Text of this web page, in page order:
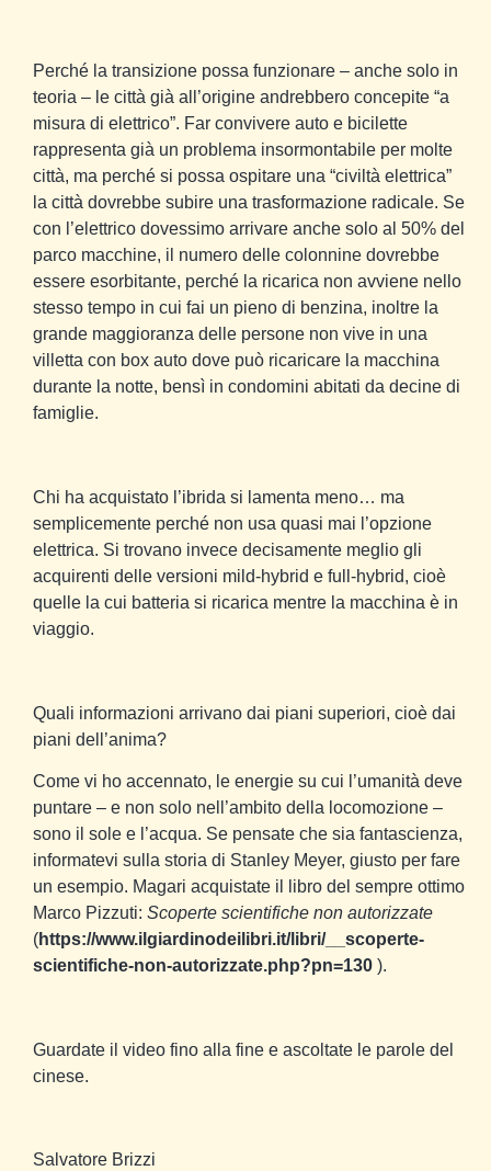
Perché la transizione possa funzionare – anche solo in
teoria – le città già all’origine andrebbero concepite “a
misura di elettrico”. Far convivere auto e bicilette
rappresenta già un problema insormontabile per molte
città, ma perché si possa ospitare una “civiltà elettrica”
la città dovrebbe subire una trasformazione radicale. Se
con l’elettrico dovessimo arrivare anche solo al 50% del
parco macchine, il numero delle colonnine dovrebbe
essere esorbitante, perché la ricarica non avviene nello
stesso tempo in cui fai un pieno di benzina, inoltre la
grande maggioranza delle persone non vive in una
villetta con box auto dove può ricaricare la macchina
durante la notte, bensì in condomini abitati da decine di
famiglie.
Chi ha acquistato l’ibrida si lamenta meno… ma
semplicemente perché non usa quasi mai l’opzione
elettrica. Si trovano invece decisamente meglio gli
acquirenti delle versioni mild-hybrid e full-hybrid, cioè
quelle la cui batteria si ricarica mentre la macchina è in
viaggio.
Quali informazioni arrivano dai piani superiori, cioè dai
piani dell’anima?
Come vi ho accennato, le energie su cui l’umanità deve
puntare – e non solo nell’ambito della locomozione –
sono il sole e l’acqua. Se pensate che sia fantascienza,
informatevi sulla storia di Stanley Meyer, giusto per fare
un esempio. Magari acquistate il libro del sempre ottimo
Marco Pizzuti: Scoperte scientifiche non autorizzate
(https://www.ilgiardinodeilibri.it/libri/__scoperte-
scientifiche-non-autorizzate.php?pn=130 ).
Guardate il video fino alla fine e ascoltate le parole del
cinese.
Salvatore Brizzi